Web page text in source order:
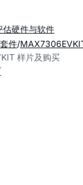
估硬件与软件
件
样片及购买